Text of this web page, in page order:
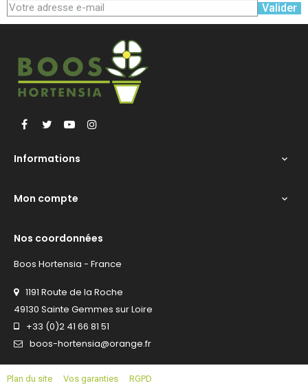
Valider
Facebook
Twitter YouTube
Informations 
Mon compte 
Nos coordonnées
Boos Hortensia - France
1191 Route de la Roche
49130 Sainte Gemmes sur Loire
+33 (0)2 41 66 81 51
boos-hortensia@orange.fr
Plan du site Vos garanties RGPD